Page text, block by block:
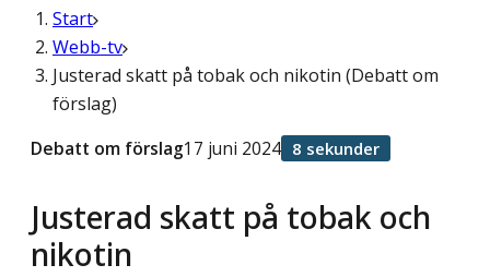
Start
Webb-tv
Justerad skatt på tobak och nikotin (Debatt om
förslag)
Justerad skatt på tobak och
nikotin
Debatt om förslag17 juni 2024 8 sekunder